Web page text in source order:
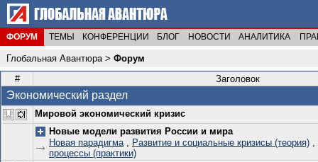
ФОРУМ ТЕМЫ КОНФЕРЕНЦИИ БЛОГ НОВОСТИ АНАЛИТИКА
Глобальная Авантюра> Форум
#
Заголовок
Экономический раздел
Мировой экономический кризис
Новые модели развития России и мира
Новая парадигма, Развитие и социальные кризисы (теория) ,
процессы (практики)